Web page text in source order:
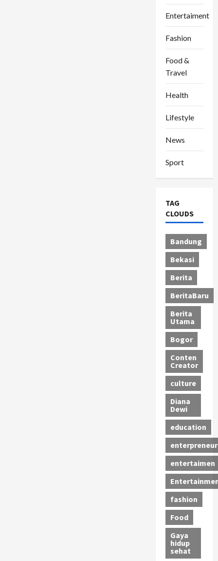
Entertaiment
Fashion
Food &
Travel
Health
Lifestyle
News
Sport
TAG
CLOUDS
Bandung
Bekasi
Berita
BeritaBaru
Berita
Utama
Bogor
Conten
Creator
culture
Diana
Dewi
education
enterpreneur
entertaimen
fashion
Food
Gaya
hidup
sehat